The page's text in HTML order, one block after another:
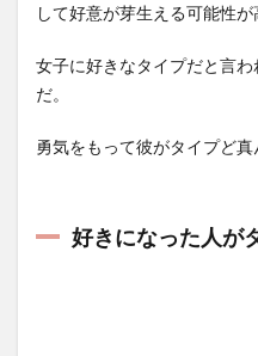
して好意が芽生える可能性が
女子に好きなタイプだと言
だ。
勇気をもって彼がタイプど真
好きになった人が